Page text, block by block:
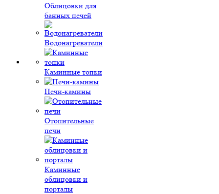
Облицовки для
банных печей
Водонагреватели
Каминные топки
Печи-камины
Отопительные
печи
Каминные
облицовки и
порталы